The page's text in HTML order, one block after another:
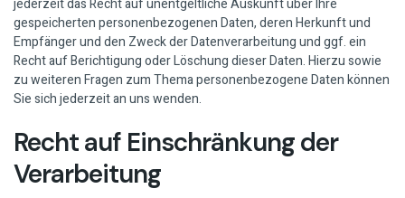
jederzeit das Recht auf unentgeltliche Auskunft über Ihre
gespeicherten personenbezogenen Daten, deren Herkunft und
Empfänger und den Zweck der Datenverarbeitung und ggf. ein
Recht auf Berichtigung oder Löschung dieser Daten. Hierzu sowie
zu weiteren Fragen zum Thema personenbezogene Daten können
Sie sich jederzeit an uns wenden.
Recht auf Einschränkung der
Verarbeitung